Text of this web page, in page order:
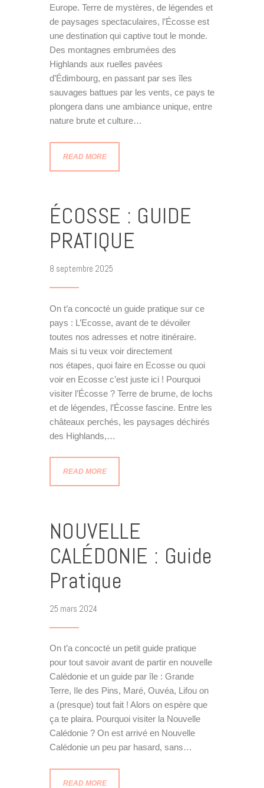
Europe. Terre de mystères, de légendes et
de paysages spectaculaires, l’Écosse est
une destination qui captive tout le monde.
Des montagnes embrumées des
Highlands aux ruelles pavées
d’Édimbourg, en passant par ses îles
sauvages battues par les vents, ce pays te
plongera dans une ambiance unique, entre
nature brute et culture…
READ MORE
ÉCOSSE : GUIDE
PRATIQUE
8 septembre 2025
On t’a concocté un guide pratique sur ce
pays : L’Ecosse, avant de te dévoiler
toutes nos adresses et notre itinéraire.
Mais si tu veux voir directement
nos étapes, quoi faire en Ecosse ou quoi
voir en Ecosse c’est juste ici ! Pourquoi
visiter l’Écosse ? Terre de brume, de lochs
et de légendes, l’Écosse fascine. Entre les
châteaux perchés, les paysages déchirés
des Highlands,…
READ MORE
NOUVELLE
CALÉDONIE : Guide
Pratique
25 mars 2024
On t’a concocté un petit guide pratique
pour tout savoir avant de partir en nouvelle
Calédonie et un guide par île : Grande
Terre, Ile des Pins, Maré, Ouvéa, Lifou on
a (presque) tout fait ! Alors on espère que
ça te plaira. Pourquoi visiter la Nouvelle
Calédonie ? On est arrivé en Nouvelle
Calédonie un peu par hasard, sans…
READ MORE